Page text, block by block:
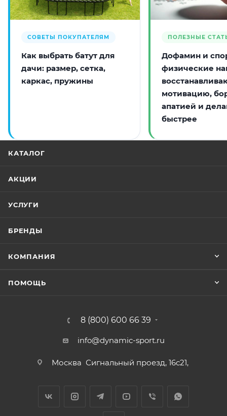
СОВЕТЫ ПОКУПАТЕЛЯМ
Как выбрать батут для
дачи: размер, сетка,
каркас, пружины
ПОЛЕЗНЫЕ
Дофамин и
физические
мотивацию,
апатией и
быстрее
КАТАЛОГ
АКЦИИ
УСЛУГИ
БРЕНДЫ
КОМПАНИЯ
ПОМОЩЬ
8 (800) 600 66 39
info@dynamic-sport.ru
Москва Сигнальный проезд, 16с21,